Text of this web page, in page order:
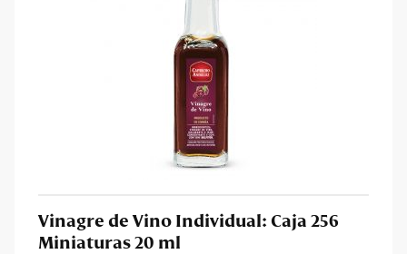
Vinagre de Vino Individual: Caja 256
Miniaturas 20 ml